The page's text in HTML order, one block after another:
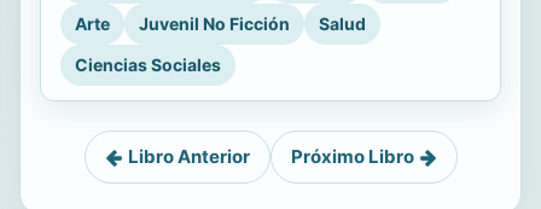
Arte
Juvenil No Ficción
Salud
Ciencias Sociales
Libro Anterior Próximo Libro